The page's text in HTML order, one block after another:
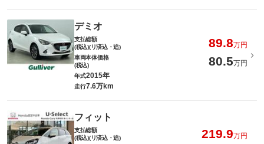
デミオ
支払総額
(税込)(リ済込・追)
89.8万円
車両本体価格
(税込)
80.5万円
年式2015年
走行7.6万km
フィット
支払総額
(税込)(リ済込・追)
219.9万円